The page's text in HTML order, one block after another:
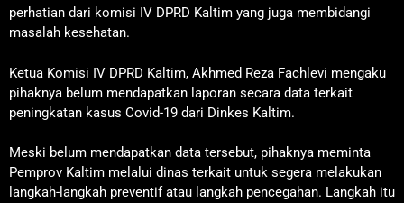
perhatian dari komisi IV DPRD Kaltim yang juga membidangi
masalah kesehatan.
Ketua Komisi IV DPRD Kaltim, Akhmed Reza Fachlevi mengaku
pihaknya belum mendapatkan laporan secara data terkait
peningkatan kasus Covid-19 dari Dinkes Kaltim.
Meski belum mendapatkan data tersebut, pihaknya meminta
Pemprov Kaltim melalui dinas terkait untuk segera melakukan
langkah-langkah preventif atau langkah pencegahan. Langkah itu